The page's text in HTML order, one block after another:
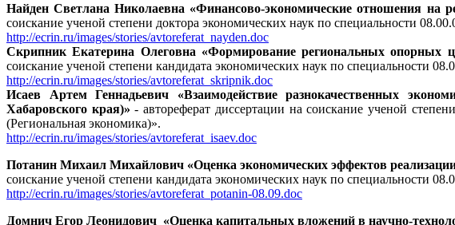
Найден Светлана Николаевна «Финансово-экономические отношения
соискание ученой степени доктора экономических наук по специальности
http://ecrin.ru/images/stories/avtoreferat_nayden.doc
Скрипник Екатерина Олеговна «Формирование региональных опорных
соискание ученой степени кандидата экономических наук по специальности
http://ecrin.ru/images/stories/avtoreferat_skripnik.doc
Исаев Артем Геннадьевич «Взаимодействие разнокачественных
Хабаровского края)» - автореферат диссертации на соискание ученой
(Региональная экономика)».
http://ecrin.ru/images/stories/avtoreferat_isaev.doc
Потанин Михаил Михайлович «Оценка экономических эффектов
соискание ученой степени кандидата экономических наук по специальности
http://ecrin.ru/images/stories/avtoreferat_potanin-08.09.doc
Домнич Егор Леонидович «Оценка капитальных вложений в научно-